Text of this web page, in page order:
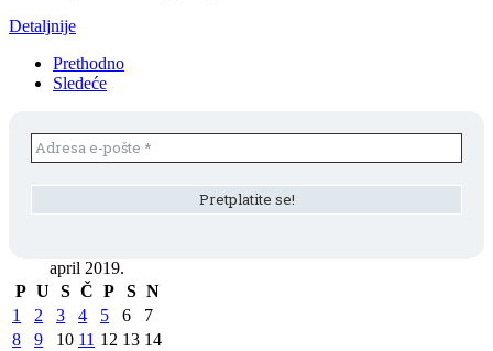
Detaljnije
Prethodno
Sledeće
april 2019.
P U S Č P S N
1
2 3 4 5 6
7
8
9 10 11 12 13 14